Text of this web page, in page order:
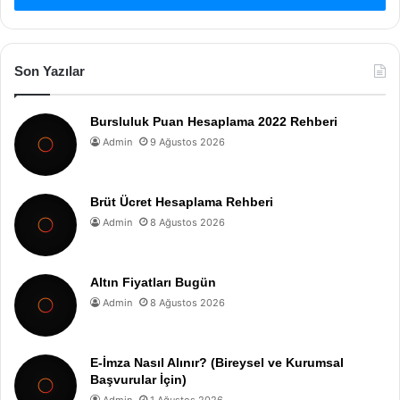
Son Yazılar
Bursluluk Puan Hesaplama 2022 Rehberi
Admin 9 Ağustos 2026
Brüt Ücret Hesaplama Rehberi
Admin 8 Ağustos 2026
Altın Fiyatları Bugün
Admin 8 Ağustos 2026
E-İmza Nasıl Alınır? (Bireysel ve Kurumsal
Başvurular İçin)